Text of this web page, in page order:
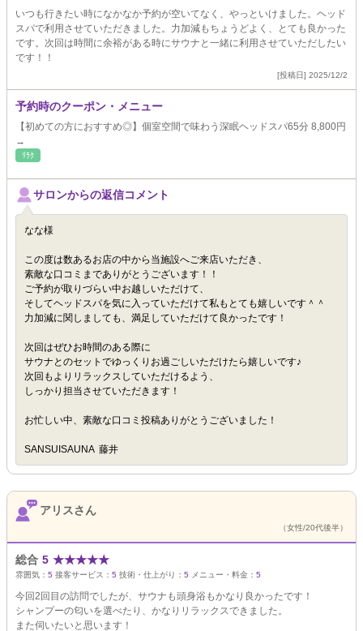
いつも行きたい時になかなか予約が空いてなく、やっといけました。ヘッド
スパで利用させていただきました。力加減もちょうどよく、とても良かった
です。次回は時間に余裕がある時にサウナと一緒に利用させていただしたい
です！！
[投稿日] 2025/12/2
予約時のクーポン・メニュー
【初めての方におすすめ◎】個室空間で味わう深眠ヘッドスパ65分 8,800円
→
ﾘﾗｸ
サロンからの返信コメント
なな様
この度は数あるお店の中から当施設へご来店いただき、
素敵な口コミまでありがとうございます！！
ご予約が取りづらい中お越しいただけて、
そしてヘッドスパを気に入っていただけて私もとても嬉しいです＾＾
力加減に関しましても、満足していただけて良かったです！
次回はぜひお時間のある際に
サウナとのセットでゆっくりお過ごしいただけたら嬉しいです♪
次回もよりリラックスしていただけるよう、
しっかり担当させていただきます！
お忙しい中、素敵な口コミ投稿ありがとうございました！
SANSUISAUNA 藤井
アリスさん
（女性/20代後半）
総合 5 ★★★★★
雰囲気： 5 接客サービス： 5 技術・仕上がり： 5 メニュー・料金： 5
今回2回目の訪問でしたが、サウナも頭身浴もかなり良かったです！
シャンプーの匂いを選べたり、かなりリラックスできました。
また伺いたいと思います！